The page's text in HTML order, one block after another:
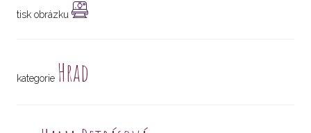
tisk obrázku
kategorie Hrad